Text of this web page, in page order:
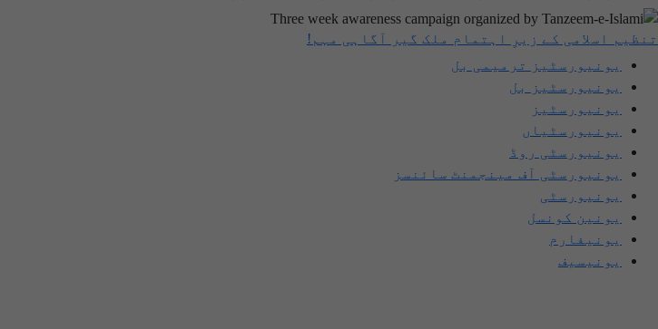
تنظیم اسلامی کے زیرِ اہتمام ملک گیر آگاہی مہم!
یونیورسٹیز ترمیمی بل
یونیورسٹیز بل
یونیورسٹیز
یونیورسٹیاں
یونیورسٹی روڈ
یونیورسٹی آف مینجمنٹ سائنسز
یونیورسٹی
یونین کونسل
یونیفارم
یونیسیف